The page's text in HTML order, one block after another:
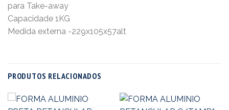
para Take-away
Capacidade 1KG
Medida externa -229x105x57alt
PRODUTOS RELACIONADOS